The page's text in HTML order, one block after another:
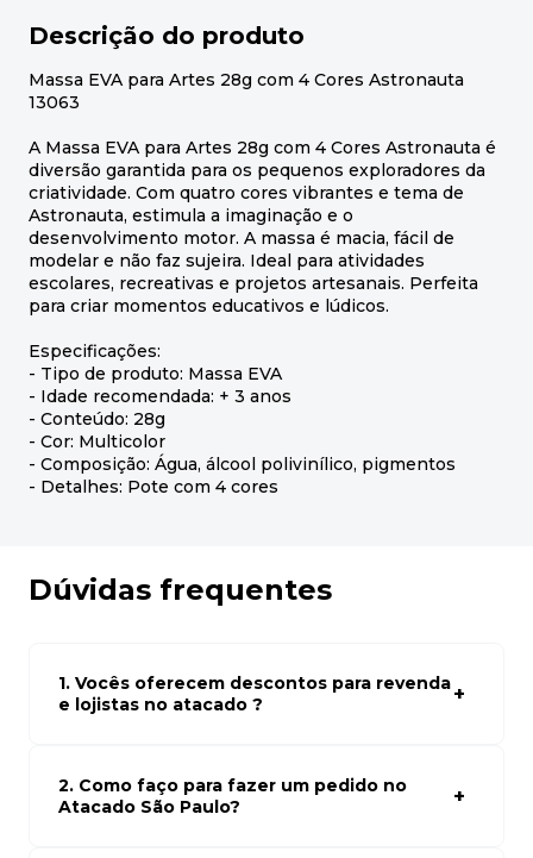
Descrição do produto
Massa EVA para Artes 28g com 4 Cores Astronauta
13063
A Massa EVA para Artes 28g com 4 Cores Astronauta é
diversão garantida para os pequenos exploradores da
criatividade. Com quatro cores vibrantes e tema de
Astronauta, estimula a imaginação e o
desenvolvimento motor. A massa é macia, fácil de
modelar e não faz sujeira. Ideal para atividades
escolares, recreativas e projetos artesanais. Perfeita
para criar momentos educativos e lúdicos.
Especificações:
- Tipo de produto: Massa EVA
- Idade recomendada: + 3 anos
- Conteúdo: 28g
- Cor: Multicolor
- Composição: Água, álcool polivinílico, pigmentos
- Detalhes: Pote com 4 cores
Dúvidas frequentes
1. Vocês oferecem descontos para revenda
e lojistas no atacado ?
atacado empresas e compre com os melhores preços
para seu modelo de negócio
2. Como faço para fazer um pedido no
Atacado São Paulo?